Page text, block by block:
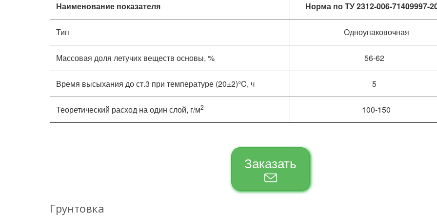
Наименование показателя Норма по ТУ 2312-006-71409997-
Тип Одноупаковочная
Массовая доля летучих веществ основы, % 56-62
Время высыхания до ст.3 при температуре (20±2)°C, ч 5
Теоретический расход на один слой, г/м2 100-150
Заказать
Грунтовка